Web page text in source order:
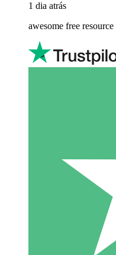
1 dia atrás
awesome free